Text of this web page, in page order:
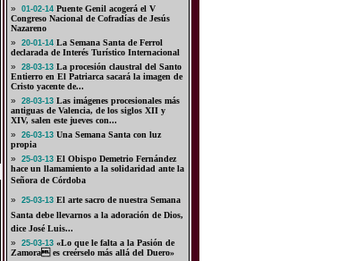
»
01-02-14Puente Genil acogerá el V
Congreso Nacional de Cofradías de Jesús
Nazareno
»
20-01-14La Semana Santa de Ferrol
declarada de Interés Turístico Internacional
»
28-03-13La procesión claustral del Santo
Entierro en El Patriarca sacará la imagen de
Cristo yacente de...
»
28-03-13Las imágenes procesionales más
antiguas de Valencia, de los siglos XII y
XIV, salen este jueves con...
»
26-03-13Una Semana Santa con luz
propia
»
25-03-13El Obispo Demetrio Fernández
hace un llamamiento a la solidaridad ante la
Señora de Córdoba
»
25-03-13El arte sacro de nuestra Semana
Santa debe llevarnos a la adoración de Dios,
dice José Luis...
»
25-03-13«Lo que le falta a la Pasión de
Zamora es creérselo más allá del Duero»